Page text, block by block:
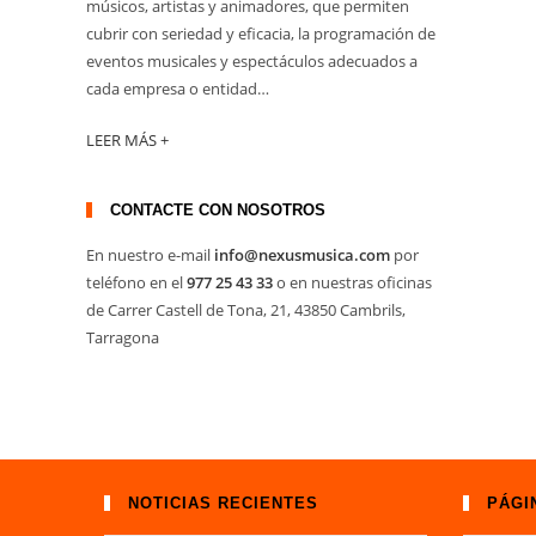
músicos, artistas y animadores, que permiten
cubrir con seriedad y eficacia, la programación de
eventos musicales y espectáculos adecuados a
cada empresa o entidad…
LEER MÁS +
CONTACTE CON NOSOTROS
En nuestro e-mail info@nexusmusica.com por
teléfono en el977 25 43 33o en nuestras oficinas
de Carrer Castell de Tona, 21, 43850 Cambrils,
Tarragona
NOTICIAS RECIENTES